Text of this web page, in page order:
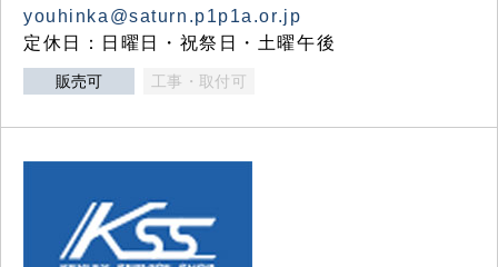
youhinka@saturn.p1p1a.or.jp
定休日：日曜日・祝祭日・土曜午後
販売可 工事・取付可